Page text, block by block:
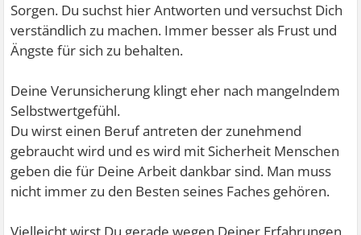
Sorgen. Du suchst hier Antworten und versuchst Dich
verständlich zu machen. Immer besser als Frust und
Ängste für sich zu behalten.
Deine Verunsicherung klingt eher nach mangelndem
Selbstwertgefühl.
Du wirst einen Beruf antreten der zunehmend
gebraucht wird und es wird mit Sicherheit Menschen
geben die für Deine Arbeit dankbar sind. Man muss
nicht immer zu den Besten seines Faches gehören.